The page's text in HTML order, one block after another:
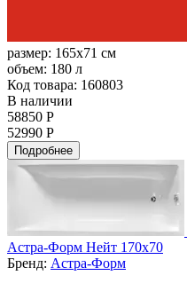
размер: 165x71 см
объем: 180 л
Код товара: 160803
В наличии
58850 Р
52990 Р
Подробнее
Астра-Форм Нейт 170х70
Бренд: Астра-Форм